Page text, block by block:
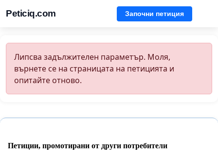
Peticiq.com Започни петиция
Липсва задължителен параметър. Моля,
върнете се на страницата на петицията и
опитайте отново.
Петиции, промотирани от други потребители